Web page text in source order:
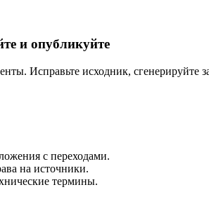
и опубликуйте
Исправьте исходник, сгенерируйте
с переходами.
на источники.
термины.